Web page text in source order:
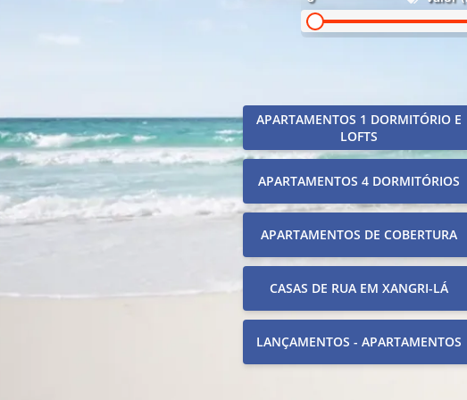
APARTAMENTOS 1 DORMITÓRIO E
LOFTS
APARTAMENTOS 4 DORMITÓRIOS
APARTAMENTOS DE COBERTURA
CASAS DE RUA EM XANGRI-LÁ
LANÇAMENTOS - APARTAMENTOS